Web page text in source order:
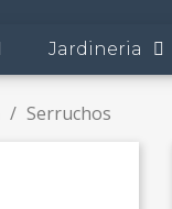
Jardineria
Serruchos